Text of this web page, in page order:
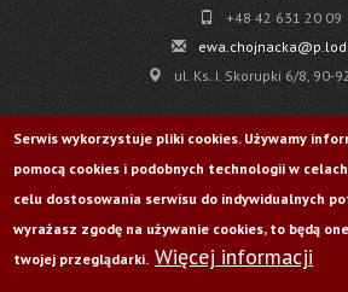
+48 42 631 20 09
ul. Ks. I. Skorupki 6/8, 90-
Pobierz
Życie Uczelni nr
Odwiedź nas na:
Serwis wykorzystuje pliki cookies. Używamy
pomocą cookies i podobnych technologii w
celu dostosowania serwisu do indywidualnych
wyrażasz zgodę na używanie cookies, to będą
twojej przeglądarki. Więcej informacji